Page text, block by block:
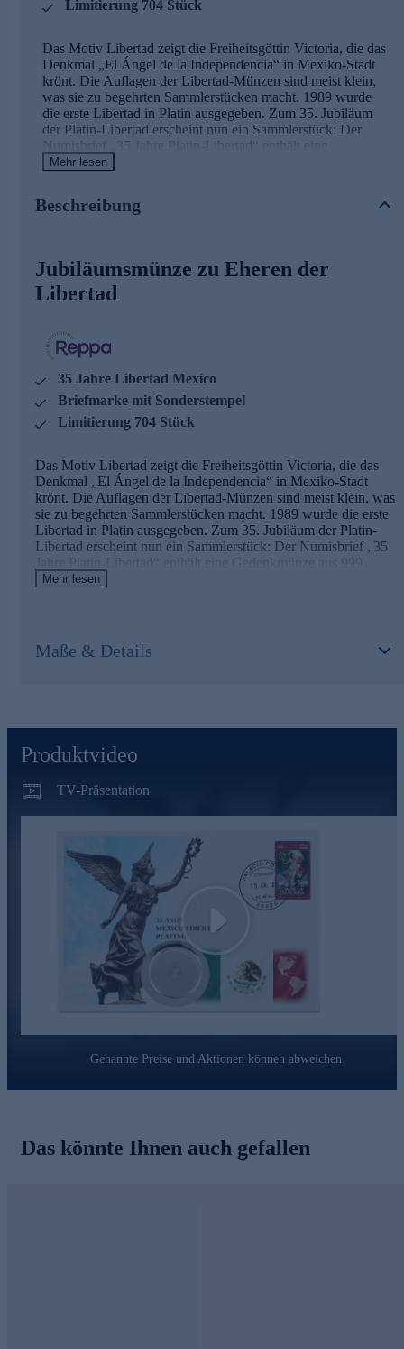
Limitierung 704 Stück
Das Motiv Libertad zeigt die Freiheitsgöttin Victoria, die das
Denkmal „El Ángel de la Independencia“ in Mexiko-Stadt
krönt. Die Auflagen der Libertad-Münzen sind meist klein,
was sie zu begehrten Sammlerstücken macht. 1989 wurde
die erste Libertad in Platin ausgegeben. Zum 35. Jubiläum
der Platin-Libertad erscheint nun ein Sammlerstück: Der
Numisbrief „35 Jahre Platin-Libertad“ enthält eine
Gedenkmünze aus 999 Platin sowie eine Sonderbriefmarke
makelloses Münzbild. Ein Jubiläums-Münzzeichen zeigt den
ausgegeben. Jeder Brief ist einzeln nummeriert und somit ein
Unikat.
Mehr lesen
Beschreibung
Jubiläumsmünze zu Eheren der
Libertad
35 Jahre Libertad Mexico
Briefmarke mit Sonderstempel
Limitierung 704 Stück
Das Motiv Libertad zeigt die Freiheitsgöttin Victoria, die das
Denkmal „El Ángel de la Independencia“ in Mexiko-Stadt
krönt. Die Auflagen der Libertad-Münzen sind meist klein, was
sie zu begehrten Sammlerstücken macht. 1989 wurde die erste
Libertad in Platin ausgegeben. Zum 35. Jubiläum der Platin-
Libertad erscheint nun ein Sammlerstück: Der Numisbrief „35
Jahre Platin-Libertad“ enthält eine Gedenkmünze aus 999
Platin sowie eine Sonderbriefmarke mit amtlichem Stempel aus
Numisbriefes entspricht der Prägeauflage der Münze: Nur 704
Exemplare wurden ausgegeben. Jeder Brief ist einzeln
Mehr lesen
Maße & Details
Produktvideo
TV-Präsentation
Play
Genannte Preise und Aktionen können abweichen
Das könnte Ihnen auch gefallen